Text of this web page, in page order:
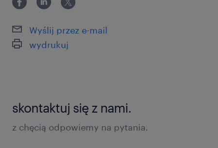
Wyślij przez e-mail
wydrukuj
skontaktuj się z nami.
z chęcią odpowiemy na pytania.